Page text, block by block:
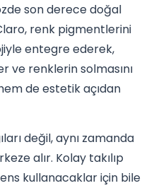
son derece doğal
renk pigmentlerini
entegre ederek,
ve renklerin solmasını
de estetik açıdan
değil, aynı zamanda
alır. Kolay takılıp
kullanacaklar için bile